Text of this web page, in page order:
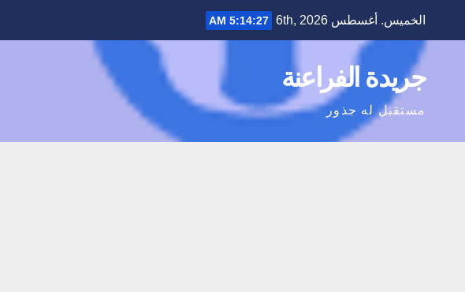
الخميس. أغسطس 6th, 2026 5:14:28 AM
جريدة الفراعنة
مستقبل له جذور